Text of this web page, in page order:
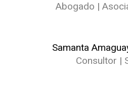
Abogado |
Samanta
Consultor |